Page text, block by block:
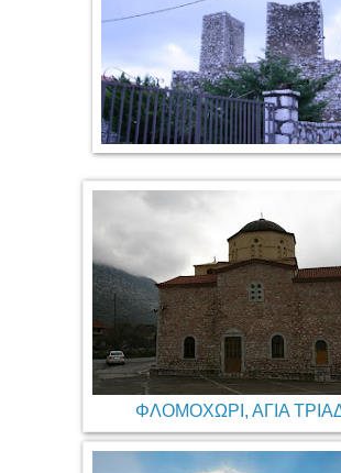
ΦΛΟΜΟΧΩΡΙ, ΑΓΙΑ